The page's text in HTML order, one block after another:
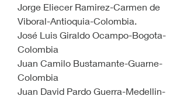
Jorge Eliecer Ramirez-Carmen de
Viboral-Antioquia-Colombia.
José Luis Giraldo Ocampo-Bogota-
Colombia
Juan Camilo Bustamante-Guarne-
Colombia
Juan David Pardo Guerra-Medellin-